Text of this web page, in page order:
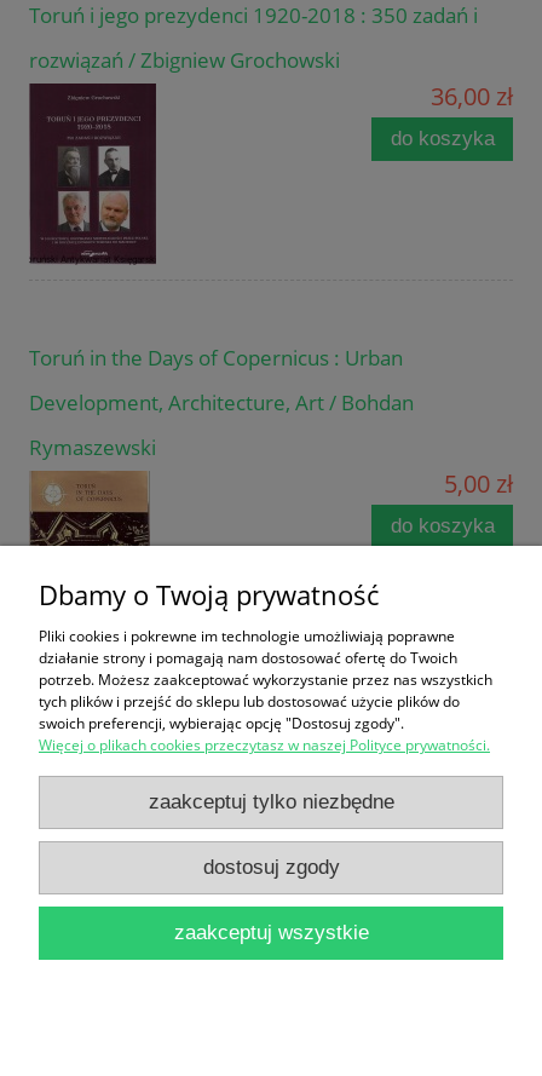
Toruń i jego prezydenci 1920-2018 : 350 zadań i
rozwiązań / Zbigniew Grochowski
36,00 zł
do koszyka
Toruń in the Days of Copernicus : Urban
Development, Architecture, Art / Bohdan
Rymaszewski
5,00 zł
do koszyka
Toruń, którego nie ma : Thorn, das es nicht mehr
gibt / Katarzyna Kluczwajd
51,00 zł
Dbamy o Twoją prywatność
Pliki cookies i pokrewne im technologie umożliwiają poprawne
działanie strony i pomagają nam dostosować ofertę do Twoich
potrzeb. Możesz zaakceptować wykorzystanie przez nas wszystkich
tych plików i przejść do sklepu lub dostosować użycie plików do
swoich preferencji, wybierając opcję "Dostosuj zgody".
Więcej o plikach cookies przeczytasz w naszej Polityce prywatności.
zaakceptuj tylko niezbędne
dostosuj zgody
zaakceptuj wszystkie